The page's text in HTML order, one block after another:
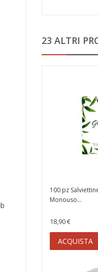
23 ALTRI
100 pz
Monouso...
18,90 €
ACQUISTA